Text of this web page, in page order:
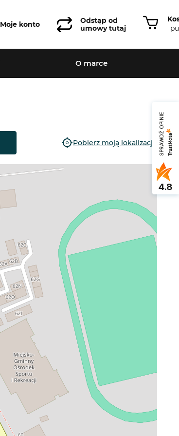
Moje konto
Odstąp od
umowy tutaj
O marce
Pobierz moją lokalizację SPRAWDŹ OPINIE
4.8